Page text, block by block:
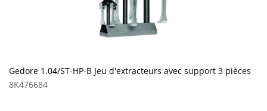
Gedore 1.04/ST-HP-B Jeu d'extracteurs avec support 3 pièces
8K476684